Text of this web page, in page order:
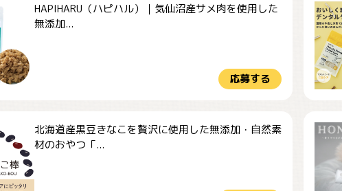
HAPIHARU（ハピハル）｜気仙沼産サメ肉を使用した
無添加...
応募する
北海道産黒豆きなこを贅沢に使用した無添加・自然素
材のおやつ「...